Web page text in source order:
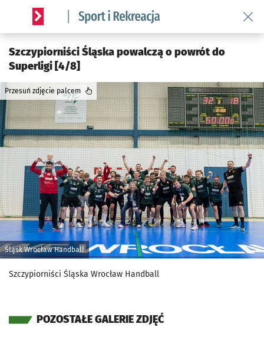
Serwis informacyjny wroclaw.pl podserwis: Sport i rekreacja
Szczypiorniści Śląska powalczą o powrót do
Superligi [4/8]
Śląsk Wrocław Handball
Przesuń zdjęcie palcem
Szczypiorniści Śląska Wrocław Handball
POZOSTAŁE GALERIE ZDJĘĆ